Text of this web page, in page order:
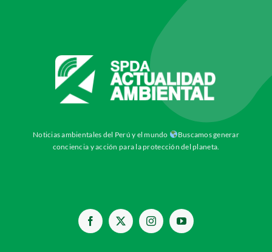
Noticias ambientales del Perú y el mundo
Buscamos generar
conciencia y acción para la protección del planeta.